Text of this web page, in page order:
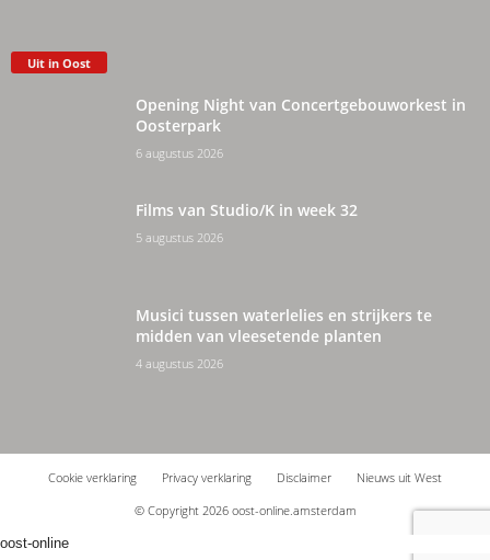
Uit in Oost
Opening Night van Concertgebouworkest in
Oosterpark
6 augustus 2026
Films van Studio/K in week 32
5 augustus 2026
Musici tussen waterlelies en strijkers te
midden van vleesetende planten
4 augustus 2026
Cookie verklaring Privacy verklaring Disclaimer
Nieuws uit West
© Copyright 2026 oost-online.amsterdam
oost-online